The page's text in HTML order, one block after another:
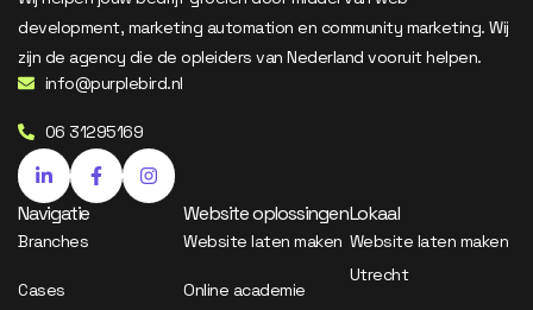
development, marketing automation en community marketing. Wij
zijn de agency die de opleiders van Nederland vooruit helpen.
info@purplebird.nl
06 31295169
Navigatie
Branches
Cases
Website oplossingen
Website laten maken
Online academie
Lokaal
Website laten maken
Utrecht